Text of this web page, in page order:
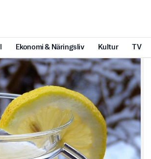
Ekonomi & Näringsliv Kultur TV